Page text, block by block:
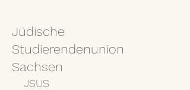
Jüdische
Studierendenunion
Sachsen
JSUS